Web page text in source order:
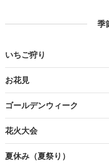
季
いちご狩り
お花見
ゴールデンウィーク
花火大会
夏休み（夏祭り）